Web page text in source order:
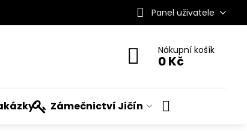
Panel uživatele
Nákupní košík
0 Kč
Zámečnictví Jičín